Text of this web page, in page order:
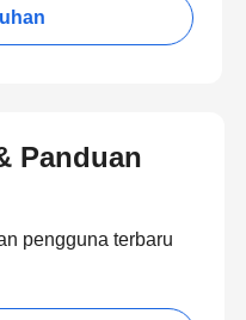
Panduan
pengguna terbaru